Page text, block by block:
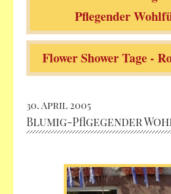
Pflegender
Flower Shower Tage -
30. April 2005
Blumig-Pflgegender